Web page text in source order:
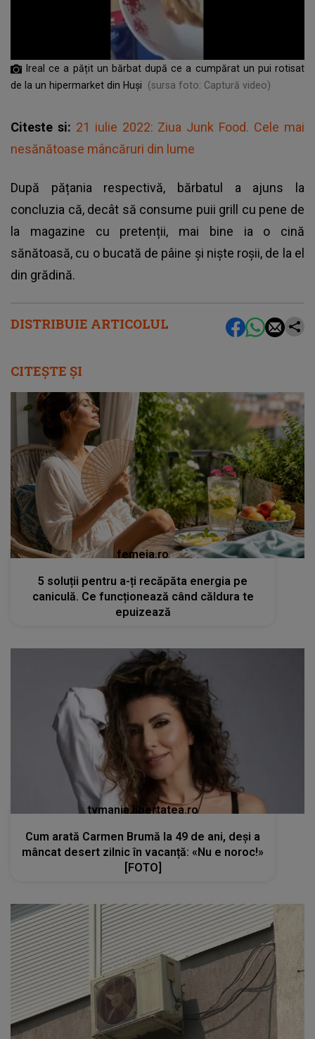
DISTRIBUIE ARTICOLUL
Ireal ce a pățit un bărbat după ce a cumpărat un pui rotisat
de la un hipermarket din Huși
(sursa foto: Captură video)
Citeste si: 21 iulie 2022: Ziua Junk Food. Cele mai
nesănătoase mâncăruri din lume
După pățania respectivă, bărbatul a ajuns la
concluzia că, decât să consume puii grill cu pene de
la magazine cu pretenții, mai bine ia o cină
sănătoasă, cu o bucată de pâine și niște roșii, de la el
din grădină.
CITEȘTE ȘI
femeia.ro
5 soluții pentru a-ți recăpăta energia pe
caniculă. Ce funcționează când căldura te
epuizează
tvmania.libertatea.ro
Cum arată Carmen Brumă la 49 de ani, deși a
mâncat desert zilnic în vacanță: «Nu e noroc!»
[FOTO]